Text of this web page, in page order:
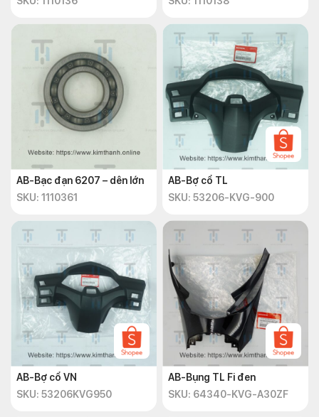
AB-Bạc đạn 6207 – dên lớn
SKU: 1110361
AB-Bợ cổ TL
SKU: 53206-KVG-900
AB-Bợ cổ VN
SKU: 53206KVG950
AB-Bụng TL Fi đen
SKU: 64340-KVG-A30ZF